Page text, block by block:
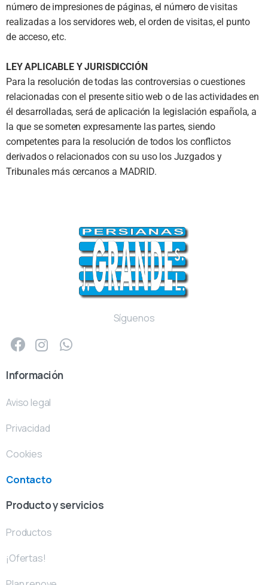
número de impresiones de páginas, el número de visitas
realizadas a los servidores web, el orden de visitas, el punto
de acceso, etc.
LEY APLICABLE Y JURISDICCIÓN
Para la resolución de todas las controversias o cuestiones
relacionadas con el presente sitio web o de las actividades en
él desarrolladas, será de aplicación la legislación española, a
la que se someten expresamente las partes, siendo
competentes para la resolución de todos los conflictos
derivados o relacionados con su uso los Juzgados y
Tribunales más cercanos a MADRID.
Síguenos
Información
Aviso legal
Privacidad
Cookies
Contacto
Producto y servicios
Productos
¡Ofertas!